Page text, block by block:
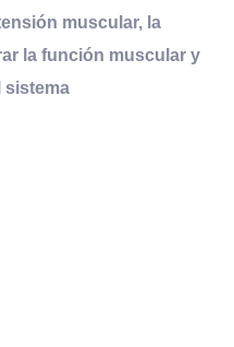
muscular, la
la función muscular y
sistema